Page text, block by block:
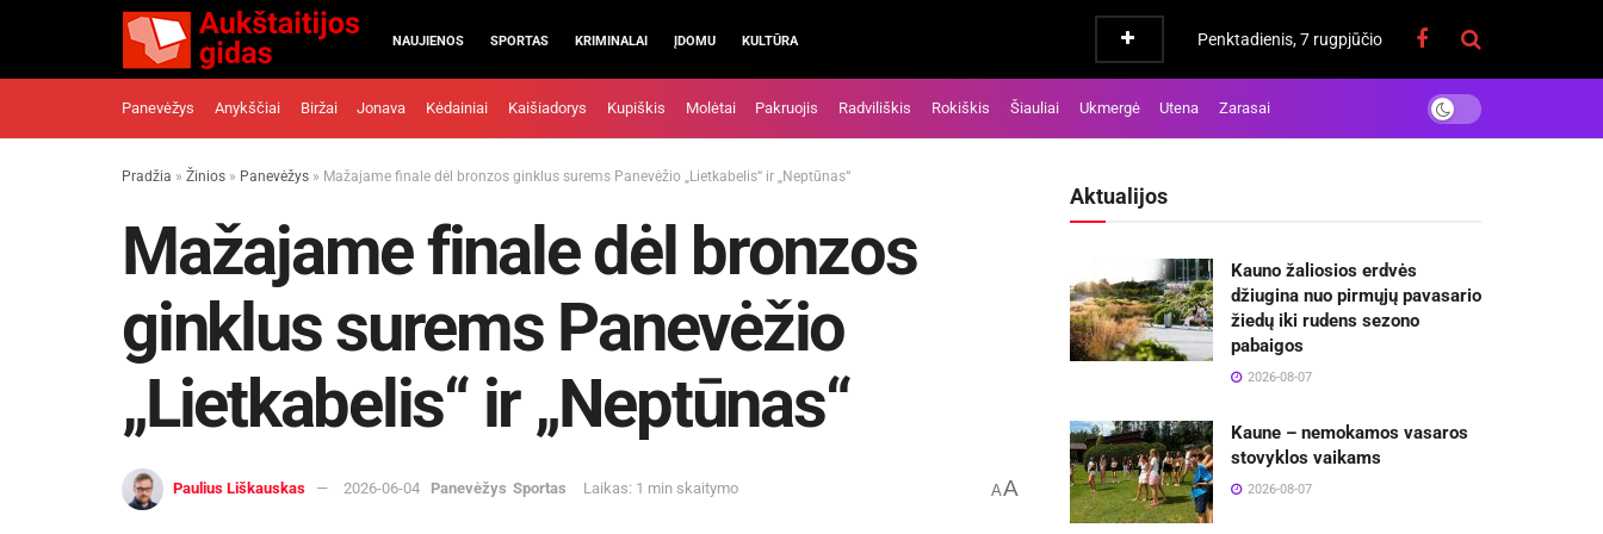
NAUJIENOS SPORTAS KRIMINALAI ĮDOMU KULTŪRA Penktadienis, 7 rugpjūčio
Panevėžys Anykščiai Biržai Jonava Kėdainiai Kaišiadorys Kupiškis Molėtai Pakruojis Radviliškis Rokiškis Šiauliai Ukmergė Utena Zarasai
Pradžia » Žinios » Panevėžys » Mažajame finale dėl bronzos ginklus surems Panevėžio „Lietkabelis“ ir „Neptūnas“
Mažajame finale dėl bronzos
ginklus surems Panevėžio
„Lietkabelis“ ir „Neptūnas“
Paulius Liškauskas 2026-06-04 Panevėžys Sportas Laikas: 1 min skaitymo AA
Aktualijos
Kauno žaliosios erdvės
džiugina nuo pirmųjų pavasario
žiedų iki rudens sezono
pabaigos
2026-08-07
Kaune – nemokamos vasaros
stovyklos vaikams
2026-08-07